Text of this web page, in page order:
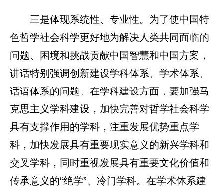
三是体现系统性、专业性。为了使中国特
色哲学社会科学更好地为解决人类共同面临的
问题、困境和挑战贡献中国智慧和中国方案，
讲话特别强调创新建设学科体系、学术体系、
话语体系的问题。在学科建设方面，要加强马
克思主义学科建设，加快完善对哲学社会科学
具有支撑作用的学科，注重发展优势重点学
科，加快发展具有重要现实意义的新兴学科和
交叉学科，同时重视发展具有重要文化价值和
传承意义的“绝学”、冷门学科。在学术体系建